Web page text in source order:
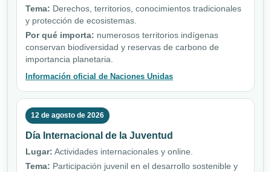
Tema: Derechos, territorios, conocimientos tradicionales
y protección de ecosistemas.
Por qué importa: numerosos territorios indígenas
conservan biodiversidad y reservas de carbono de
importancia planetaria.
Información oficial de Naciones Unidas
12 de agosto de 2026
Día Internacional de la Juventud
Lugar: Actividades internacionales y online.
Tema: Participación juvenil en el desarrollo sostenible y